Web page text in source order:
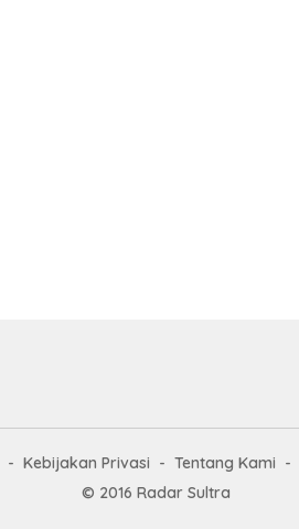
Kebijakan Privasi Tentang Kami
© 2016 Radar Sultra